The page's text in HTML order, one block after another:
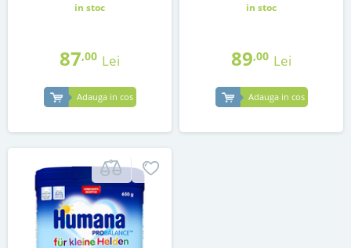
in stoc
87,00 Lei
Adauga in cos
in stoc
89,00 Lei
Adauga in cos